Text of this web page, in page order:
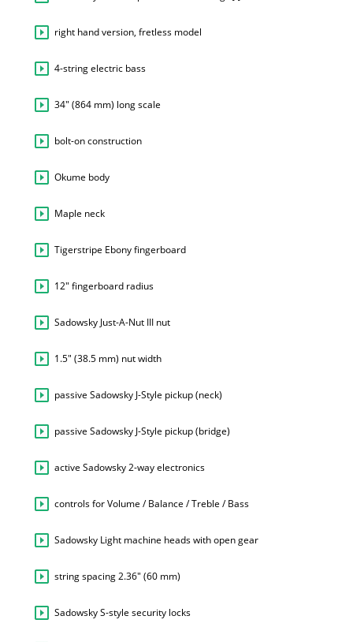
right hand version, fretless model
4-string electric bass
34" (864 mm) long scale
bolt-on construction
Okume body
Maple neck
Tigerstripe Ebony fingerboard
12" fingerboard radius
Sadowsky Just-A-Nut III nut
1.5" (38.5 mm) nut width
passive Sadowsky J-Style pickup (neck)
passive Sadowsky J-Style pickup (bridge)
active Sadowsky 2-way electronics
controls for Volume / Balance / Treble / Bass
Sadowsky Light machine heads with open gear
string spacing 2.36" (60 mm)
Sadowsky S-style security locks